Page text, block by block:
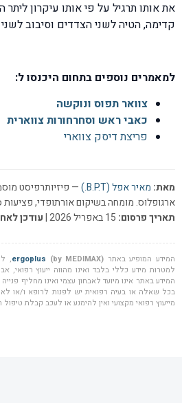
את אותו תרגיל על פי אותו עיקרון
קדימה, הטיה לשני הצדדים וסיבוב
למאמרים נוספים בתחום היכנסו ל:
צוואר תפוס ונוקשה
כאבי ראש וסחרחורות צווארית
פריצת דיסק צווארי
מאת: מאיר אפל (B.P.T.)
— פיזיותרפיסט
ארגופלוס. מומחה בשיקום אורתופדי, פציעות
תאריך פרסום:
עודכן
המידע המופיע באתר ergoplus (by MEDIMAX)
,
למטרות מידע כללי בלבד ואינו מהווה ייעוץ רפואי,
המידע באתר אינו מיועד לאבחון עצמי ואינו מחליף
בכל שאלה או בעיה רפואית יש לפנות לרופא ו/או
מייעוץ רפואי מקצועי ואין להימנע או לעכב קבלת